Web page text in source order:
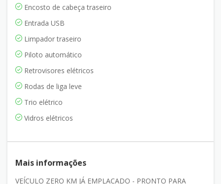
Encosto de cabeça traseiro
Entrada USB
Limpador traseiro
Piloto automático
Retrovisores elétricos
Rodas de liga leve
Trio elétrico
Vidros elétricos
Mais informações
VEÍCULO ZERO KM JÁ EMPLACADO - PRONTO PARA